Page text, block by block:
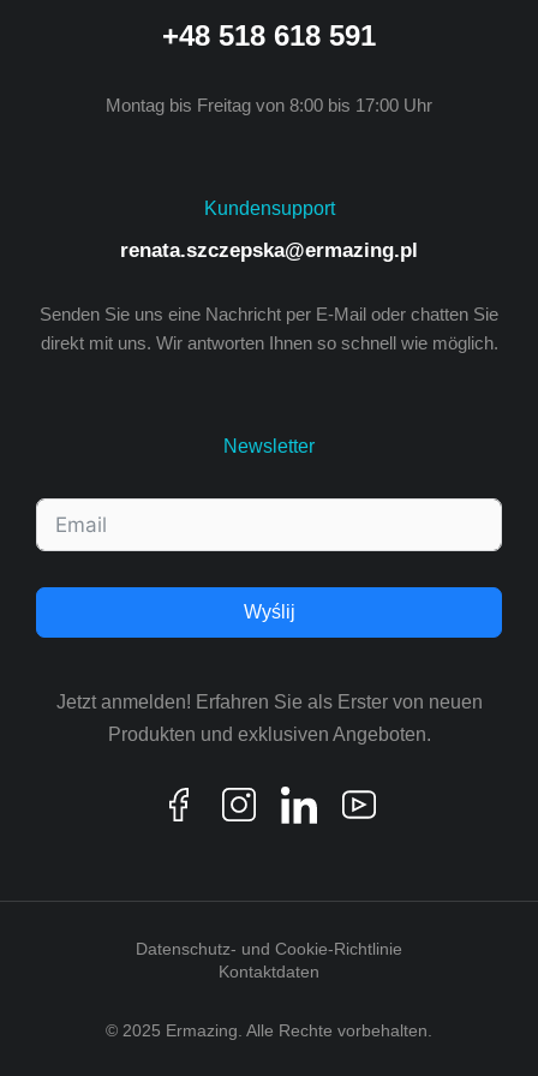
+48 518 618 591
Montag bis Freitag von 8:00 bis 17:00 Uhr
Kundensupport
renata.szczepska@ermazing.pl
Senden Sie uns eine Nachricht per E-Mail oder chatten Sie
direkt mit uns. Wir antworten Ihnen so schnell wie möglich.
Newsletter
Wyślij
Jetzt anmelden! Erfahren Sie als Erster von neuen
Produkten und exklusiven Angeboten.
© 2025 Ermazing. Alle Rechte vorbehalten.
Datenschutz- und Cookie-Richtlinie
Kontaktdaten